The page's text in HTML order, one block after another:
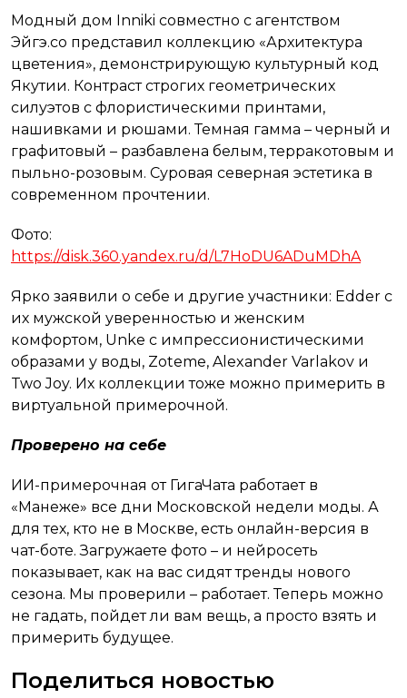
Модный дом Inniki совместно с агентством
Эйгэ.со представил коллекцию «Архитектура
цветения», демонстрирующую культурный код
Якутии. Контраст строгих геометрических
силуэтов с флористическими принтами,
нашивками и рюшами. Темная гамма – черный и
графитовый – разбавлена белым, терракотовым и
пыльно-розовым. Суровая северная эстетика в
современном прочтении.
Фото:
https://disk.360.yandex.ru/d/L7HoDU6ADuMDhA
Ярко заявили о себе и другие участники: Edder с
их мужской уверенностью и женским
комфортом, Unke с импрессионистическими
образами у воды, Zoteme, Alexander Varlakov и
Two Joy. Их коллекции тоже можно примерить в
виртуальной примерочной.
Проверено на себе
ИИ-примерочная от ГигаЧата работает в
«Манеже» все дни Московской недели моды. А
для тех, кто не в Москве, есть онлайн-версия в
чат-боте. Загружаете фото – и нейросеть
показывает, как на вас сидят тренды нового
сезона. Мы проверили – работает. Теперь можно
не гадать, пойдет ли вам вещь, а просто взять и
примерить будущее.
Поделиться новостью